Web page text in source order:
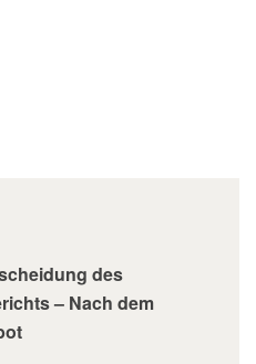
des
– Nach dem